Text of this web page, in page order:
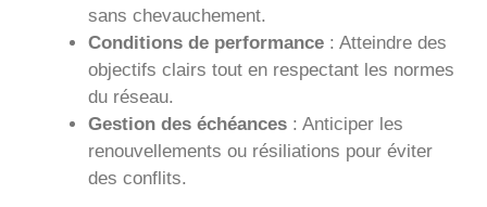
sans chevauchement.
Conditions de performance : Atteindre des
objectifs clairs tout en respectant les normes
du réseau.
Gestion des échéances : Anticiper les
renouvellements ou résiliations pour éviter
des conflits.